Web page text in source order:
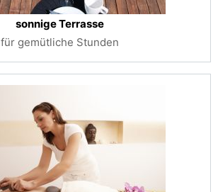
sonnige Terrasse
für gemütliche Stunden